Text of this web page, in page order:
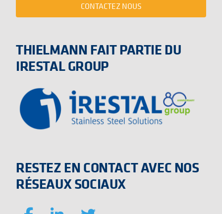
CONTACTEZ NOUS
THIELMANN FAIT PARTIE DU
IRESTAL GROUP
RESTEZ EN CONTACT AVEC NOS
RÉSEAUX SOCIAUX